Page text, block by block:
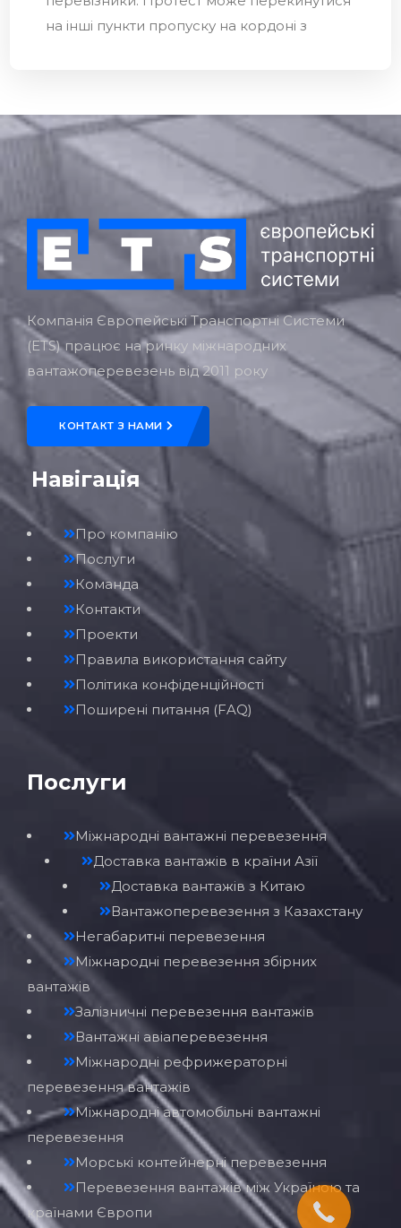
на інші пункти пропуску на кордоні з
Компанія Європейські Транспортні Системи
(ETS) працює на ринку міжнародних
вантажоперевезень від 2011 року
КОНТАКТ З НАМИ
Навігація
Про компанію
Послуги
Команда
Контакти
Проекти
Правила використання сайту
Політика конфіденційності
Поширені питання (FAQ)
Послуги
Міжнародні вантажні перевезення
Доставка вантажів в країни Азії
Доставка вантажів з Китаю
Вантажоперевезення з Казахстану
Негабаритні перевезення
Міжнародні перевезення збірних
вантажів
Залізничні перевезення вантажів
Вантажні авіаперевезення
Міжнародні рефрижераторні
перевезення вантажів
Міжнародні автомобільні вантажні
перевезення
Морські контейнерні перевезення
Перевезення вантажів між Україною та
країнами Європи